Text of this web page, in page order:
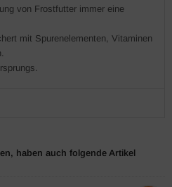
von Frostfutter immer eine
mit Spurenelementen, Vitaminen
haben auch folgende Artikel